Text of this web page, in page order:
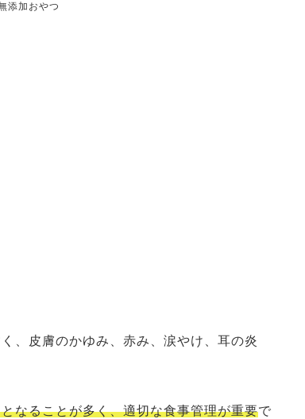
加おやつ
、皮膚のかゆみ、赤み、涙やけ、耳の炎
なることが多く、適切な食事管理が重要で